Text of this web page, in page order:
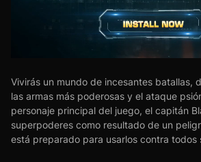
Vivirás un mundo de incesantes batallas,
las armas más poderosas y el ataque
personaje principal del juego, el capitán
superpoderes como resultado de un
está preparado para usarlos contra todos